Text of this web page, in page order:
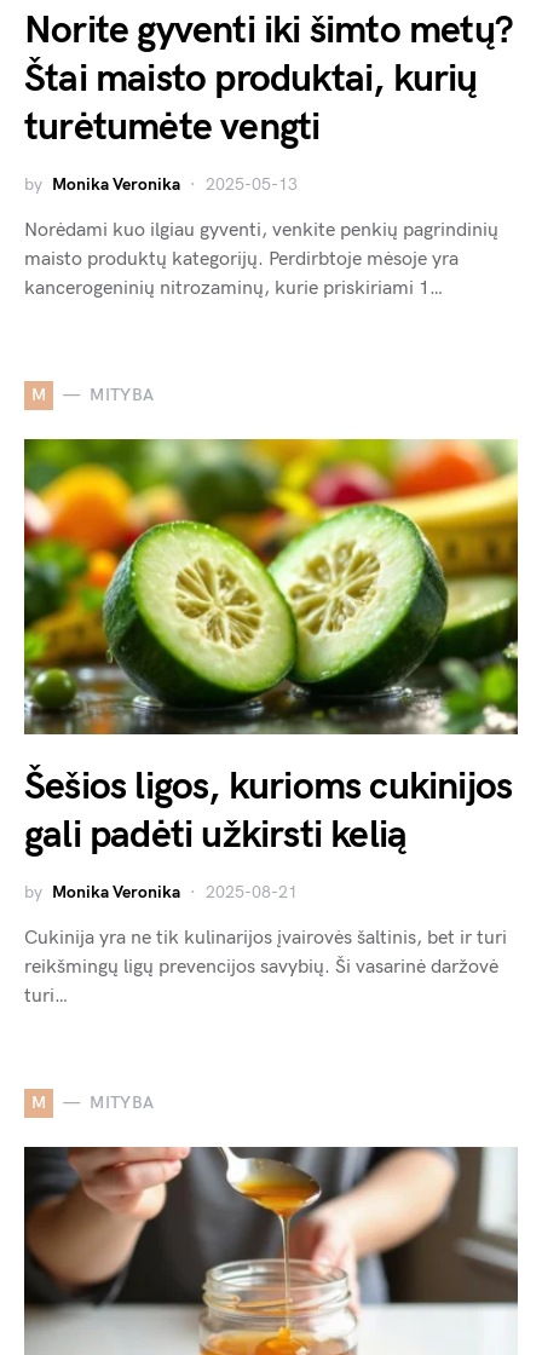
Norite gyventi iki šimto metų?
Štai maisto produktai, kurių
turėtumėte vengti
by Monika Veronika 2025-05-13
Norėdami kuo ilgiau gyventi, venkite penkių pagrindinių
maisto produktų kategorijų. Perdirbtoje mėsoje yra
kancerogeninių nitrozaminų, kurie priskiriami 1…
M MITYBA
Šešios ligos, kurioms cukinijos
gali padėti užkirsti kelią
by Monika Veronika 2025-08-21
Cukinija yra ne tik kulinarijos įvairovės šaltinis, bet ir turi
reikšmingų ligų prevencijos savybių. Ši vasarinė daržovė
turi…
M MITYBA